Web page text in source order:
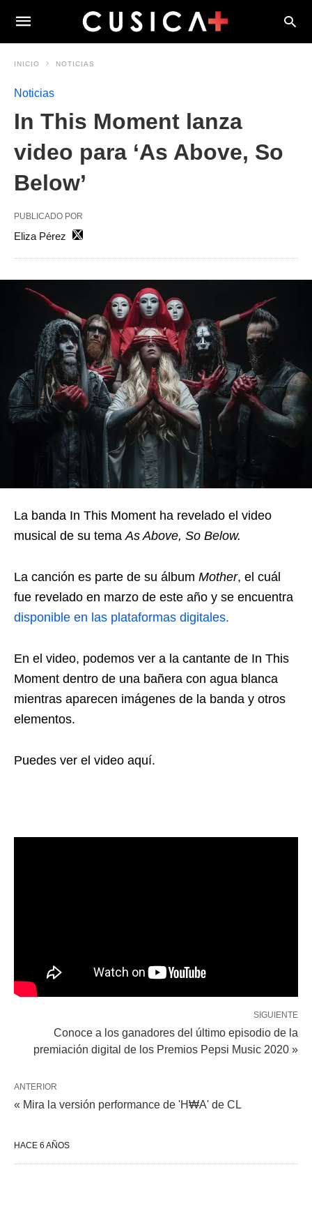
INICIO NOTICIAS
Noticias
In This Moment lanza
video para ‘As Above, So
Below’
PUBLICADO POR
Eliza Pérez
La banda In This Moment ha revelado el video
musical de su tema As Above, So Below.
La canción es parte de su álbum Mother, el cuál
fue revelado en marzo de este año y se encuentra
disponible en las plataformas digitales.
En el video, podemos ver a la cantante de In This
Moment dentro de una bañera con agua blanca
mientras aparecen imágenes de la banda y otros
elementos.
Puedes ver el video aquí.
SIGUIENTE
Conoce a los ganadores del último episodio de la
premiación digital de los Premios Pepsi Music 2020 »
ANTERIOR
« Mira la versión performance de 'H₩A' de CL
HACE 6 AÑOS